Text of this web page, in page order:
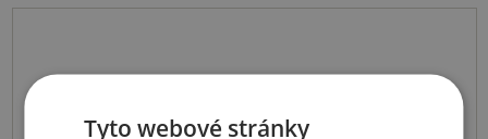
Tyto webové stránky